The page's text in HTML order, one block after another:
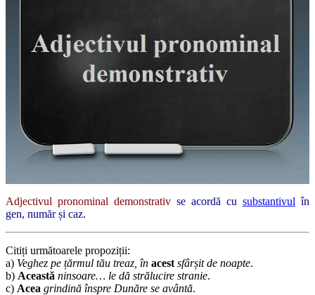
Adjectivul pronominal demonstrativ se acordă cu substantivul în
gen, număr și caz.
Citiți următoarele propoziții:
a) Veghez pe țărmul tău treaz, în acest sfârșit de noapte.
b) Această ninsoare… le dă strălucire stranie.
c) Acea grindină înspre Dunăre se avântă.